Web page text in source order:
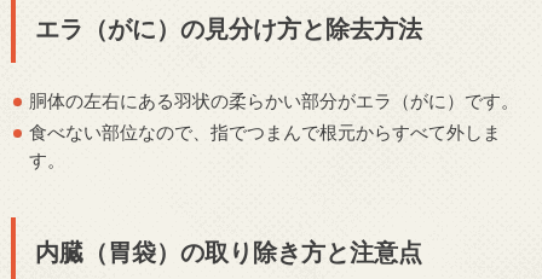
エラ（がに）の見分け方と除去方法
胴体の左右にある羽状の柔らかい部分がエラ（がに）です。
食べない部位なので、指でつまんで根元からすべて外しま
す。
内臓（胃袋）の取り除き方と注意点